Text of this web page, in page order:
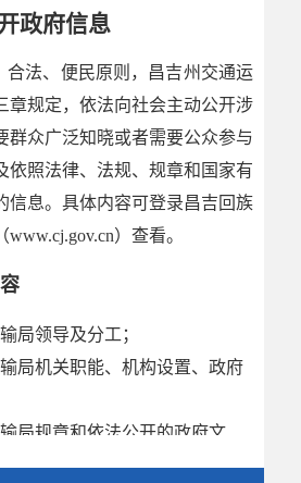
政府信息
法、便民原则，昌吉州交通运
章规定，依法向社会主动公开涉
群众广泛知晓或者需要公众参与
依照法律、法规、规章和国家有
信息。具体内容可登录昌吉回族
）查看。
局领导及分工；
局机关职能、机构设置、政府
局规章和依法公开的政府文